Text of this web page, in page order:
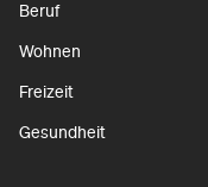
Beruf
Wohnen
Freizeit
Gesundheit